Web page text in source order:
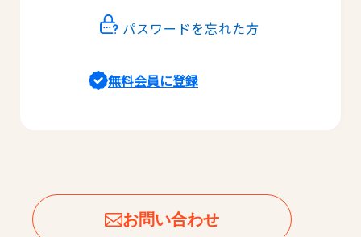
パスワードを忘れた方
無料会員に登録
お問い合わせ